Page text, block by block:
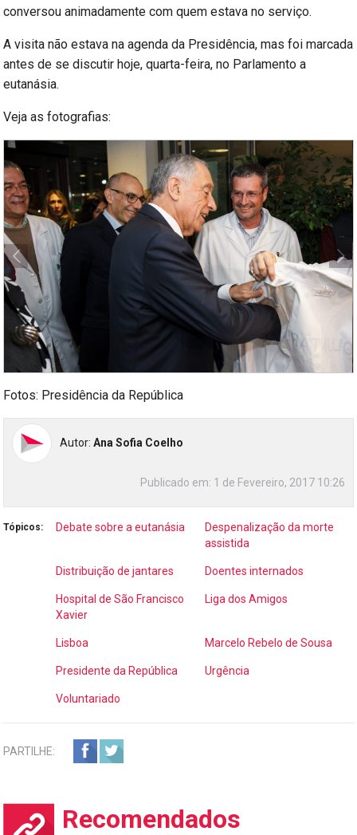
conversou animadamente com quem estava no serviço.
A visita não estava na agenda da Presidência, mas foi marcada
antes de se discutir hoje, quarta-feira, no Parlamento a
eutanásia.
Veja as fotografias:
Fotos: Presidência da República
Autor:Ana Sofia Coelho
Publicado em: 1 de Fevereiro, 2017 10:26
Tópicos: Debate sobre a eutanásia
Despenalização da morte
assistida
Distribuição de jantares Doentes internados
Hospital de São Francisco
Xavier
Liga dos Amigos
Lisboa Marcelo Rebelo de Sousa
Presidente da República Urgência
Voluntariado
PARTILHE:
Recomendados